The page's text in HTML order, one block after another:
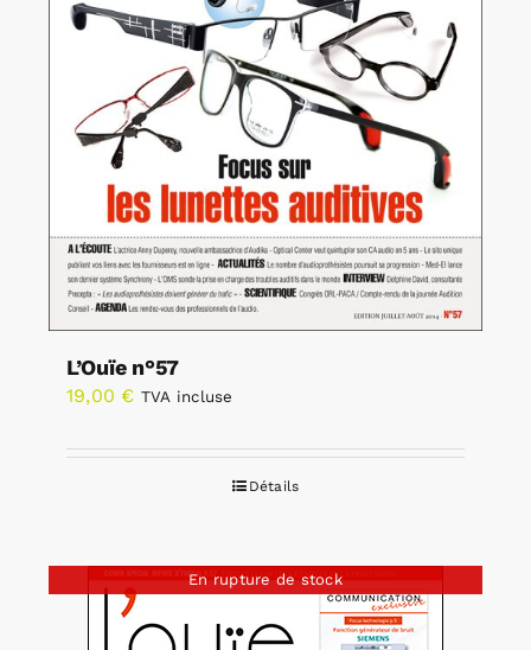
L’Ouïe n°57
19,00 € TVA incluse
Détails
En rupture de stock